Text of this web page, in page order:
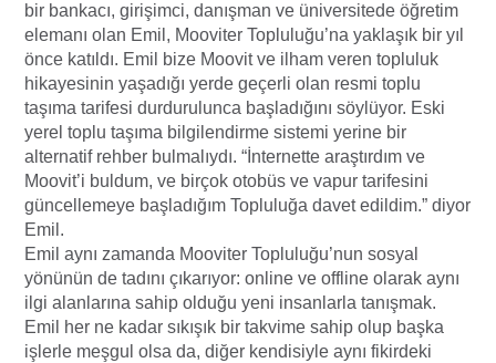
bir bankacı, girişimci, danışman ve üniversitede öğretim
elemanı olan Emil, Mooviter Topluluğu’na yaklaşık bir yıl
önce katıldı. Emil bize Moovit ve ilham veren topluluk
hikayesinin yaşadığı yerde geçerli olan resmi toplu
taşıma tarifesi durdurulunca başladığını söylüyor. Eski
yerel toplu taşıma bilgilendirme sistemi yerine bir
alternatif rehber bulmalıydı. “İnternette araştırdım ve
Moovit’i buldum, ve birçok otobüs ve vapur tarifesini
güncellemeye başladığım Topluluğa davet edildim.” diyor
Emil.
Emil aynı zamanda Mooviter Topluluğu’nun sosyal
yönünün de tadını çıkarıyor: online ve offline olarak aynı
ilgi alanlarına sahip olduğu yeni insanlarla tanışmak.
Emil her ne kadar sıkışık bir takvime sahip olup başka
işlerle meşgul olsa da, diğer kendisiyle aynı fikirdeki